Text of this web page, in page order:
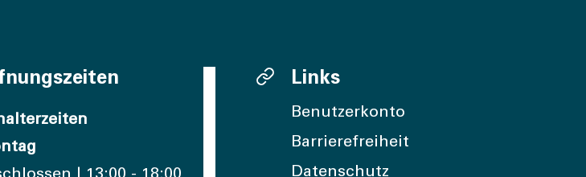
| 13:00 - 18:00
Links
Benutzerkonto
Barrierefreiheit
Datenschutz